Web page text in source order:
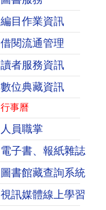
編目作業資訊
借閱流通管理
讀者服務資訊
數位典藏資訊
行事曆
人員職掌
電子書、報紙雜誌
圖書館藏查詢系統
視訊媒體線上學習